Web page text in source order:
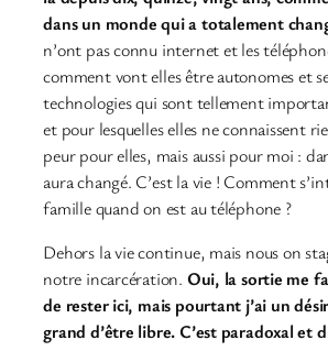
dans un monde qui a totalement
n’ont pas connu internet et les
comment vont elles être autonomes et
technologies qui sont tellement
et pour lesquelles elles ne connaissent
peur pour elles, mais aussi pour moi :
aura changé. C’est la vie ! Comment
famille quand on est au téléphone ?
Dehors la vie continue, mais nous on
notre incarcération. Oui, la sortie me
de rester ici, mais pourtant j’ai un
grand d’être libre. C’est paradoxal et